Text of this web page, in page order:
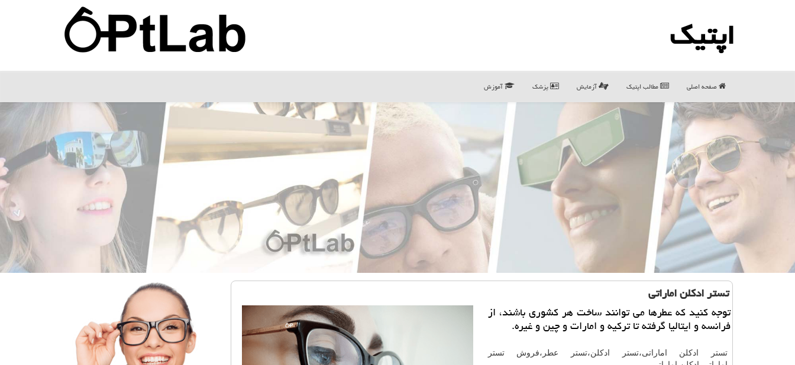
اپتیك
صفحه اصلی مطالب اپتیك آزمایش پزشک آموزش
تستر ادكلن اماراتی
توجه كنید كه عطرها می توانند ساخت هر كشوری باشند، از
فرانسه و ایتالیا گرفته تا تركیه و امارات و چین و غیره.
تستر ادکلن اماراتی،تستر ادکلن،تستر عطر ،فروش تستر